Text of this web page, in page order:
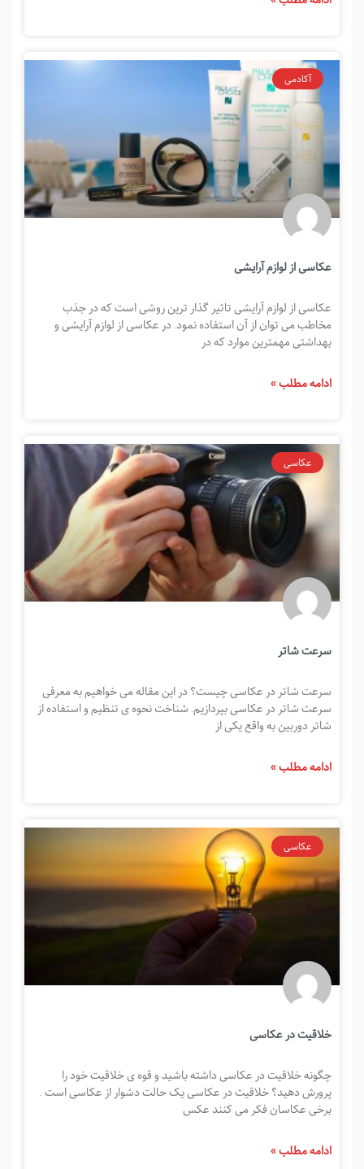
آکادمی
عکاسی از لوازم آرایشی
عکاسی از لوازم آرایشی تاثیر گذار ترین روشی است که در جذب
مخاطب می توان از آن استفاده نمود. در عکاسی از لوازم آرایشی و
بهداشتی مهمترین موارد که در
ادامه مطلب »
عکاسی
سرعت شاتر
سرعت شاتر در عکاسی چیست؟ در این مقاله می خواهیم به معرفی
سرعت شاتر در عکاسی بپردازیم. شناخت نحوه ی تنظیم و استفاده از
شاتر دوربین به واقع یکی از
ادامه مطلب »
عکاسی
خلاقیت در عکاسی
چگونه خلاقیت در عکاسی داشته باشید و قوه ی خلاقیت خود را
پرورش دهید؟ خلاقیت در عکاسی یک حالت دشوار از عکاسی است .
برخی عکاسان فکر می کنند عکس
ادامه مطلب »